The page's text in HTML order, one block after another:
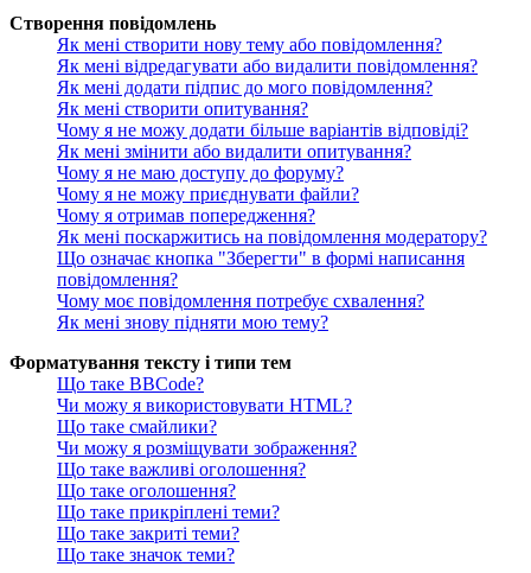
Створення повідомлень
Як мені створити нову тему або повідомлення?
Як мені відредагувати або видалити повідомлення?
Як мені додати підпис до мого повідомлення?
Як мені створити опитування?
Чому я не можу додати більше варіантів відповіді?
Як мені змінити або видалити опитування?
Чому я не маю доступу до форуму?
Чому я не можу приєднувати файли?
Чому я отримав попередження?
Як мені поскаржитись на повідомлення модератору?
Що означає кнопка "Зберегти" в формі написання
повідомлення?
Чому моє повідомлення потребує схвалення?
Як мені знову підняти мою тему?
Форматування тексту і типи тем
Що таке BBCode?
Чи можу я використовувати HTML?
Що таке смайлики?
Чи можу я розміщувати зображення?
Що таке важливі оголошення?
Що таке оголошення?
Що таке прикріплені теми?
Що таке закриті теми?
Що таке значок теми?